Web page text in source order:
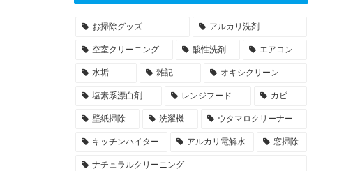
お掃除グッズ アルカリ洗剤
空室クリーニング 酸性洗剤 エアコン
水垢 雑記 オキシクリーン
塩素系漂白剤 レンジフード カビ
壁紙掃除 洗濯機 ウタマロクリーナー
キッチンハイター アルカリ電解水 窓掃除
ナチュラルクリーニング